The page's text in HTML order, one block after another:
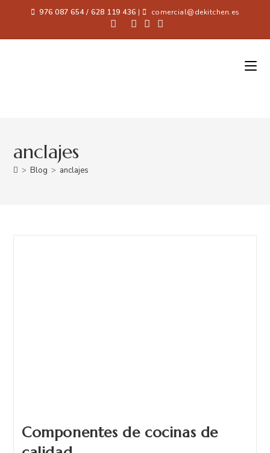
976 087 654 / 628 119 436 | comercial@dekitchen.es
anclajes
> Blog > anclajes
Componentes de cocinas de